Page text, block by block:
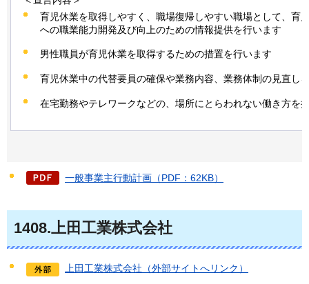
育児休業を取得しやすく、職場復帰しやすい職場として、育
への職業能力開発及び向上のための情報提供を行います
男性職員が育児休業を取得するための措置を行います
育児休業中の代替要員の確保や業務内容、業務体制の見直し
在宅勤務やテレワークなどの、場所にとらわれない働き方を
一般事業主行動計画（PDF：62KB）
1408.上田工業株式会社
上田工業株式会社（外部サイトへリンク）